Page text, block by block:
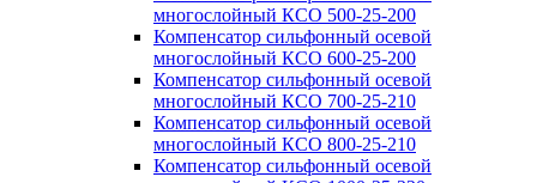
многослойный КСО 500-25-200
Компенсатор сильфонный осевой
многослойный КСО 600-25-200
Компенсатор сильфонный осевой
многослойный КСО 700-25-210
Компенсатор сильфонный осевой
многослойный КСО 800-25-210
Компенсатор сильфонный осевой